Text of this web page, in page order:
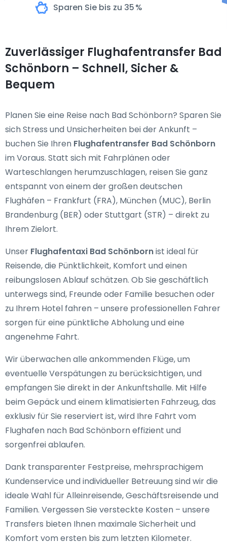
Sparen Sie bis zu 35 %
Zuverlässiger Flughafentransfer Bad
Schönborn – Schnell, Sicher &
Bequem
Planen Sie eine Reise nach Bad Schönborn? Sparen Sie
sich Stress und Unsicherheiten bei der Ankunft –
buchen Sie Ihren Flughafentransfer Bad Schönborn
im Voraus. Statt sich mit Fahrplänen oder
Warteschlangen herumzuschlagen, reisen Sie ganz
entspannt von einem der großen deutschen
Flughäfen – Frankfurt (FRA), München (MUC), Berlin
Brandenburg (BER) oder Stuttgart (STR) – direkt zu
Ihrem Zielort.
Unser Flughafentaxi Bad Schönbornist ideal für
Reisende, die Pünktlichkeit, Komfort und einen
reibungslosen Ablauf schätzen. Ob Sie geschäftlich
unterwegs sind, Freunde oder Familie besuchen oder
zu Ihrem Hotel fahren – unsere professionellen Fahrer
sorgen für eine pünktliche Abholung und eine
angenehme Fahrt.
Wir überwachen alle ankommenden Flüge, um
eventuelle Verspätungen zu berücksichtigen, und
empfangen Sie direkt in der Ankunftshalle. Mit Hilfe
beim Gepäck und einem klimatisierten Fahrzeug, das
exklusiv für Sie reserviert ist, wird Ihre Fahrt vom
Flughafen nach Bad Schönborn effizient und
sorgenfrei ablaufen.
Dank transparenter Festpreise, mehrsprachigem
Kundenservice und individueller Betreuung sind wir die
ideale Wahl für Alleinreisende, Geschäftsreisende und
Familien. Vergessen Sie versteckte Kosten – unsere
Transfers bieten Ihnen maximale Sicherheit und
Komfort vom ersten bis zum letzten Kilometer.